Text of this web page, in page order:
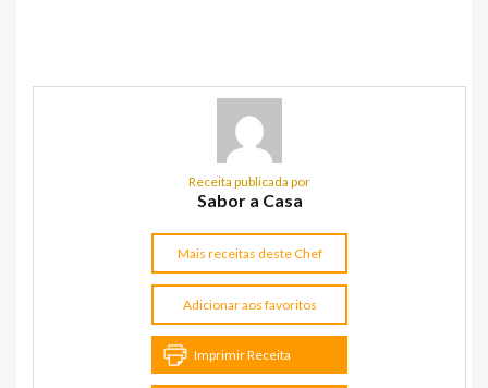
Receita publicada por
Sabor a Casa
Mais receitas deste Chef
Adicionar aos favoritos
Imprimir Receita